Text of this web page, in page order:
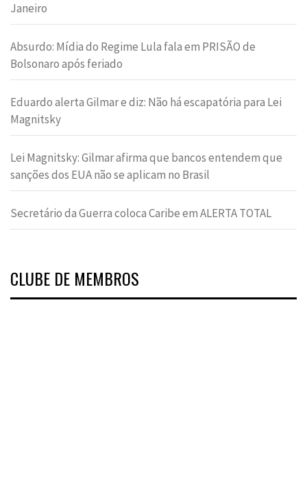
Janeiro
Absurdo: Mídia do Regime Lula fala em PRISÃO de
Bolsonaro após feriado
Eduardo alerta Gilmar e diz: Não há escapatória para Lei
Magnitsky
Lei Magnitsky: Gilmar afirma que bancos entendem que
sanções dos EUA não se aplicam no Brasil
Secretário da Guerra coloca Caribe em ALERTA TOTAL
CLUBE DE MEMBROS